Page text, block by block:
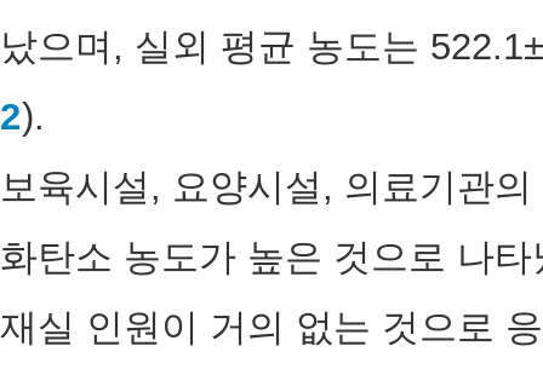
났으며, 실외 평균 농도는
2).
보육시설, 요양시설, 의료기관
화탄소 농도가 높은 것으로 나
재실 인원이 거의 없는 것으로